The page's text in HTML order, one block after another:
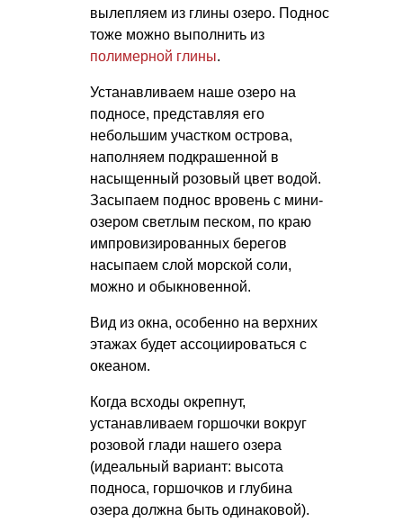
вылепляем из глины озеро. Поднос
тоже можно выполнить из
полимерной глины.
Устанавливаем наше озеро на
подносе, представляя его
небольшим участком острова,
наполняем подкрашенной в
насыщенный розовый цвет водой.
Засыпаем поднос вровень с мини-
озером светлым песком, по краю
импровизированных берегов
насыпаем слой морской соли,
можно и обыкновенной.
Вид из окна, особенно на верхних
этажах будет ассоциироваться с
океаном.
Когда всходы окрепнут,
устанавливаем горшочки вокруг
розовой глади нашего озера
(идеальный вариант: высота
подноса, горшочков и глубина
озера должна быть одинаковой).